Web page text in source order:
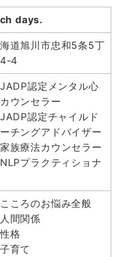
days.
道旭川市忠和5条5丁
4
JADP認定メンタル心
ウンセラー
JADP認定チャイルド
チングアドバイザー
家族療法カウンセラー
NLPプラクティショナ
こころのお悩み全般
人間関係
性格
子育て